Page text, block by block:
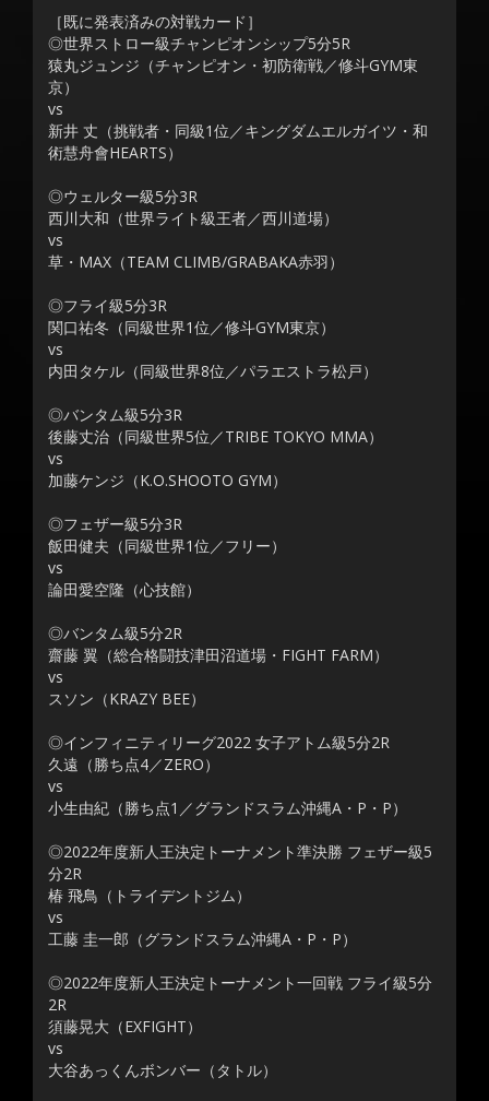
［既に発表済みの対戦カード］
◎世界ストロー級チャンピオンシップ5分5R
猿丸ジュンジ（チャンピオン・初防衛戦／修斗GYM東
京）
vs
新井 丈（挑戦者・同級1位／キングダムエルガイツ・和
術慧舟會HEARTS）
◎ウェルター級5分3R
西川大和（世界ライト級王者／西川道場）
vs
草・MAX（TEAM CLIMB/GRABAKA赤羽）
◎フライ級5分3R
関口祐冬（同級世界1位／修斗GYM東京）
vs
内田タケル（同級世界8位／パラエストラ松戸）
◎バンタム級5分3R
後藤丈治（同級世界5位／TRIBE TOKYO MMA）
vs
加藤ケンジ（K.O.SHOOTO GYM）
◎フェザー級5分3R
飯田健夫（同級世界1位／フリー）
vs
論田愛空隆（心技館）
◎バンタム級5分2R
齋藤 翼（総合格闘技津田沼道場・FIGHT FARM）
vs
スソン（KRAZY BEE）
◎インフィニティリーグ2022 女子アトム級5分2R
久遠（勝ち点4／ZERO）
vs
小生由紀（勝ち点1／グランドスラム沖縄A・P・P）
◎2022年度新人王決定トーナメント準決勝 フェザー級5
分2R
椿 飛鳥（トライデントジム）
vs
工藤 圭一郎（グランドスラム沖縄A・P・P）
◎2022年度新人王決定トーナメント一回戦 フライ級5分
2R
須藤晃大（EXFIGHT）
vs
大谷あっくんボンバー（タトル）